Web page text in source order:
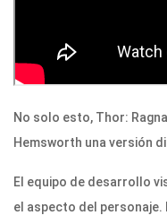
No solo esto, Thor:
Hemsworth una versión
El equipo de desarrollo
el aspecto del